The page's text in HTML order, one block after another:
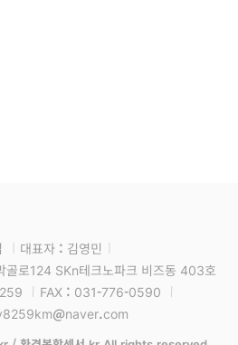
대표자 : 김영민
골로124 SKn테크노파크 비즈동 403호
FAX : 031-776-0590